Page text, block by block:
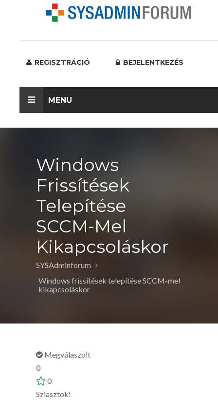
REGISZTRÁCIÓ BEJELENTKEZÉS
MENU
Windows
Frissítések
Telepítése
SCCM-Mel
Kikapcsoláskor
SYSAdminforum
Windows frissítések telepítése SCCM-mel
kikapcsoláskor
Megválaszolt
0
0
Sziasztok!